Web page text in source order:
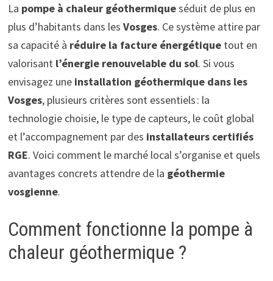
La pompe à chaleur géothermiqueséduit de plus en
plus d’habitants dans les Vosges. Ce système attire par
sa capacité à réduire la facture énergétiquetout en
valorisant l’énergie renouvelable du sol. Si vous
envisagez une installation géothermique dans les
Vosges, plusieurs critères sont essentiels : la
technologie choisie, le type de capteurs, le coût global
et l’accompagnement par des installateurs certifiés
RGE. Voici comment le marché local s’organise et quels
avantages concrets attendre de la géothermie
vosgienne.
Comment fonctionne la pompe à
chaleur géothermique ?